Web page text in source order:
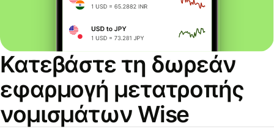
Κατεβάστε τη δωρεάν
εφαρμογή μετατροπής
νομισμάτων Wise